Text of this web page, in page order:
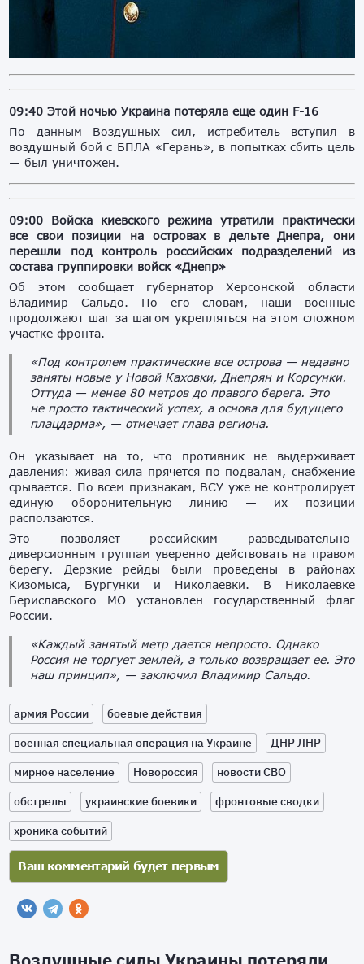
09:40 Этой ночью Украина потеряла еще один F-16
По данным Воздушных сил, истребитель вступил в
воздушный бой с БПЛА «Герань», в попытках сбить цель
— был уничтожен.
09:00 Войска киевского режима утратили практически
все свои позиции на островах в дельте Днепра, они
перешли под контроль российских подразделений из
состава группировки войск «Днепр»
Об этом сообщает губернатор Херсонской области
Владимир Сальдо. По его словам, наши военные
продолжают шаг за шагом укрепляться на этом сложном
участке фронта.
«Под контролем практические все острова — недавно
заняты новые у Новой Каховки, Днепрян и Корсунки.
Оттуда — менее 80 метров до правого берега. Это
не просто тактический успех, а основа для будущего
плацдарма», — отмечает глава региона.
Он указывает на то, что противник не выдерживает
давления: живая сила прячется по подвалам, снабжение
срывается. По всем признакам, ВСУ уже не контролирует
единую оборонительную линию — их позиции
расползаются.
Это позволяет российским разведывательно-
диверсионным группам уверенно действовать на правом
берегу. Дерзкие рейды были проведены в районах
Кизомыса, Бургунки и Николаевки. В Николаевке
Бериславского МО установлен государственный флаг
России.
«Каждый занятый метр дается непросто. Однако
Россия не торгует землей, а только возвращает ее. Это
наш принцип», — заключил Владимир Сальдо.
армия России
боевые действия
военная специальная операция на Украине
ДНР ЛНР
мирное население
Новороссия
новости СВО
обстрелы
украинские боевики
фронтовые сводки
хроника событий